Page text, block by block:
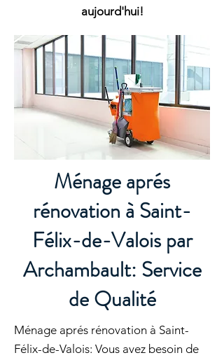
aujourd'hui!
Ménage aprés
rénovation à Saint-
Félix-de-Valois par
Archambault: Service
de Qualité
Ménage aprés rénovation à Saint-
Félix-de-Valois: Vous avez besoin de